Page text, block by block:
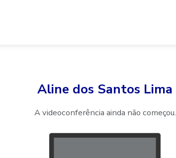
Aline dos Santos Lima
A videoconferência ainda não começou.